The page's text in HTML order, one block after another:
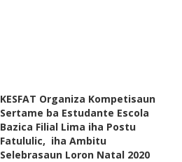
KESFAT Organiza Kompetisaun
Sertame ba Estudante Escola
Bazica Filial Lima iha Postu
Fatululic, iha Ambitu
Selebrasaun Loron Natal 2020